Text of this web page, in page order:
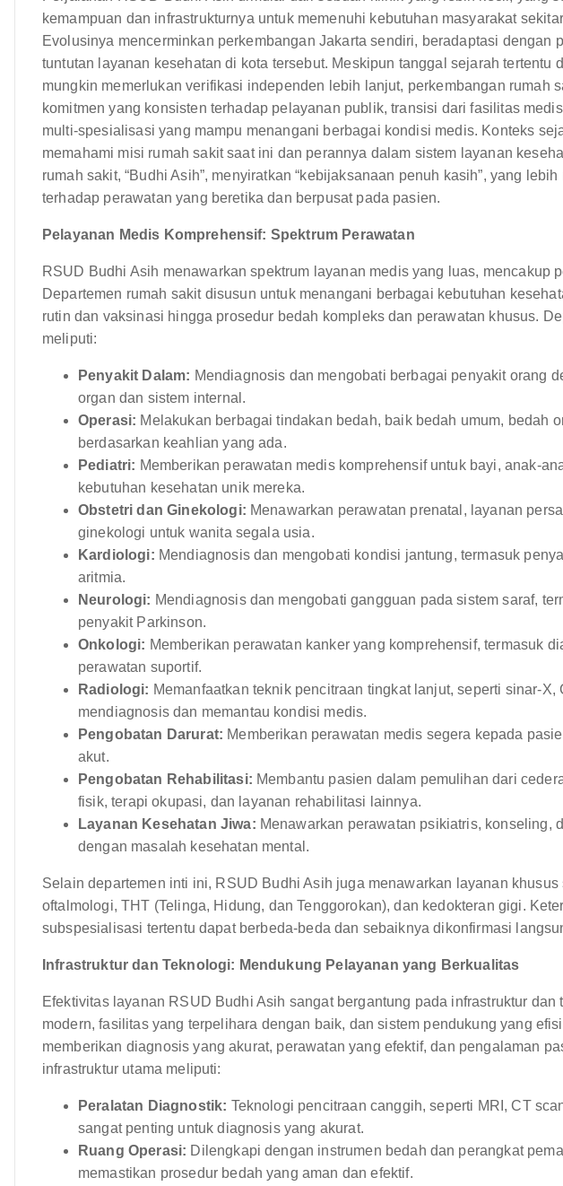
kemampuan dan infrastrukturnya untuk memenuhi kebutuhan masyarakat
Evolusinya mencerminkan perkembangan Jakarta sendiri, beradaptasi dengan
tuntutan layanan kesehatan di kota tersebut. Meskipun tanggal sejarah tertentu
mungkin memerlukan verifikasi independen lebih lanjut, perkembangan rumah
komitmen yang konsisten terhadap pelayanan publik, transisi dari fasilitas
multi-spesialisasi yang mampu menangani berbagai kondisi medis. Konteks
memahami misi rumah sakit saat ini dan perannya dalam sistem layanan
rumah sakit, “Budhi Asih”, menyiratkan “kebijaksanaan penuh kasih”, yang
terhadap perawatan yang beretika dan berpusat pada pasien.
Pelayanan Medis Komprehensif: Spektrum Perawatan
RSUD Budhi Asih menawarkan spektrum layanan medis yang luas, mencakup
Departemen rumah sakit disusun untuk menangani berbagai kebutuhan
rutin dan vaksinasi hingga prosedur bedah kompleks dan perawatan khusus.
meliputi:
Penyakit Dalam: Mendiagnosis dan mengobati berbagai penyakit orang
organ dan sistem internal.
Operasi: Melakukan berbagai tindakan bedah, baik bedah umum, bedah
berdasarkan keahlian yang ada.
Pediatri: Memberikan perawatan medis komprehensif untuk bayi, anak-
kebutuhan kesehatan unik mereka.
Obstetri dan Ginekologi: Menawarkan perawatan prenatal, layanan
ginekologi untuk wanita segala usia.
Kardiologi: Mendiagnosis dan mengobati kondisi jantung, termasuk
aritmia.
Neurologi: Mendiagnosis dan mengobati gangguan pada sistem saraf,
penyakit Parkinson.
Onkologi: Memberikan perawatan kanker yang komprehensif, termasuk
perawatan suportif.
Radiologi: Memanfaatkan teknik pencitraan tingkat lanjut, seperti sinar-X,
mendiagnosis dan memantau kondisi medis.
Pengobatan Darurat: Memberikan perawatan medis segera kepada
akut.
Pengobatan Rehabilitasi: Membantu pasien dalam pemulihan dari
fisik, terapi okupasi, dan layanan rehabilitasi lainnya.
Layanan Kesehatan Jiwa: Menawarkan perawatan psikiatris, konseling,
dengan masalah kesehatan mental.
Selain departemen inti ini, RSUD Budhi Asih juga menawarkan layanan khusus
oftalmologi, THT (Telinga, Hidung, dan Tenggorokan), dan kedokteran gigi.
subspesialisasi tertentu dapat berbeda-beda dan sebaiknya dikonfirmasi
Infrastruktur dan Teknologi: Mendukung Pelayanan yang Berkualitas
Efektivitas layanan RSUD Budhi Asih sangat bergantung pada infrastruktur
modern, fasilitas yang terpelihara dengan baik, dan sistem pendukung yang
memberikan diagnosis yang akurat, perawatan yang efektif, dan pengalaman
infrastruktur utama meliputi:
Peralatan Diagnostik: Teknologi pencitraan canggih, seperti MRI, CT
sangat penting untuk diagnosis yang akurat.
Ruang Operasi: Dilengkapi dengan instrumen bedah dan perangkat
memastikan prosedur bedah yang aman dan efektif.